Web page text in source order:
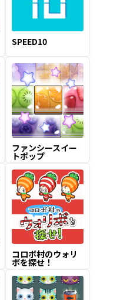
SPEED10
ファンシースイー
トポップ
コロボ村のウォリ
ボを探せ！